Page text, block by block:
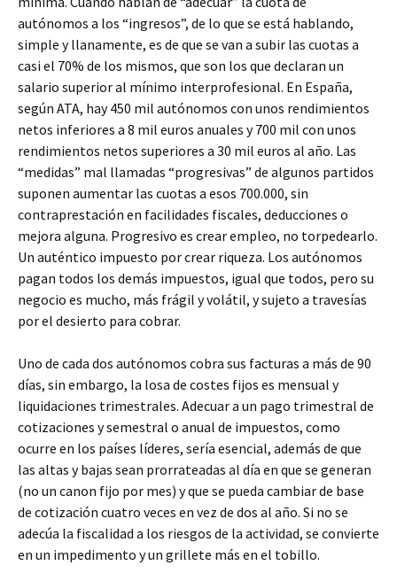
autónomos a los “ingresos”, de lo que se está hablando,
simple y llanamente, es de que se van a subir las cuotas a
casi el 70% de los mismos, que son los que declaran un
salario superior al mínimo interprofesional. En España,
según ATA, hay 450 mil autónomos con unos rendimientos
netos inferiores a 8 mil euros anuales y 700 mil con unos
rendimientos netos superiores a 30 mil euros al año. Las
“medidas” mal llamadas “progresivas” de algunos partidos
suponen aumentar las cuotas a esos 700.000, sin
contraprestación en facilidades fiscales, deducciones o
mejora alguna. Progresivo es crear empleo, no torpedearlo.
Un auténtico impuesto por crear riqueza. Los autónomos
pagan todos los demás impuestos, igual que todos, pero su
negocio es mucho, más frágil y volátil, y sujeto a travesías
por el desierto para cobrar.
Uno de cada dos autónomos cobra sus facturas a más de 90
días, sin embargo, la losa de costes fijos es mensual y
liquidaciones trimestrales. Adecuar a un pago trimestral de
cotizaciones y semestral o anual de impuestos, como
ocurre en los países líderes, sería esencial, además de que
las altas y bajas sean prorrateadas al día en que se generan
(no un canon fijo por mes) y que se pueda cambiar de base
de cotización cuatro veces en vez de dos al año. Si no se
adecúa la fiscalidad a los riesgos de la actividad, se convierte
en un impedimento y un grillete más en el tobillo.